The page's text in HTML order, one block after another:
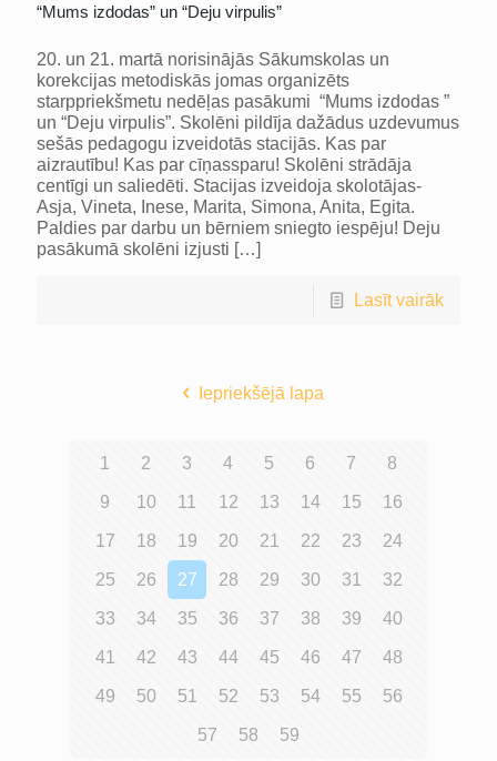
“Mums izdodas” un “Deju virpulis”
20. un 21. martā norisinājās Sākumskolas un
korekcijas metodiskās jomas organizēts
starppriekšmetu nedēļas pasākumi “Mums izdodas ”
un “Deju virpulis”. Skolēni pildīja dažādus uzdevumus
sešās pedagogu izveidotās stacijās. Kas par
aizrautību! Kas par cīņassparu! Skolēni strādāja
centīgi un saliedēti. Stacijas izveidoja skolotājas-
Asja, Vineta, Inese, Marita, Simona, Anita, Egita.
Paldies par darbu un bērniem sniegto iespēju! Deju
pasākumā skolēni izjusti […]
Lasīt vairāk
Iepriekšējā lapa
1 2 3 4 5 6 7 8
9 10 11 12 13 14 15 16
17 18 19 20 21 22 23 24
25 26 27 28 29 30 31 32
33 34 35 36 37 38 39 40
41 42 43 44 45 46 47 48
49 50 51 52 53 54 55 56
57 58 59